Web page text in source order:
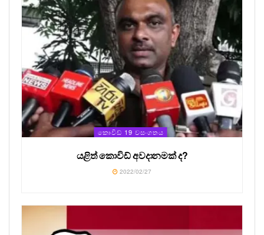
කොවිඩ් 19 වසංගතය
යළිත් කොවිඩ් අවදානමක් ද?
2022/02/27